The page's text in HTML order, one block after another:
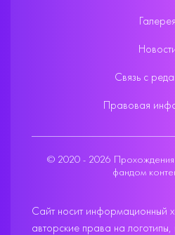
Галерея
Связь с
Правовая
© 2020 - 2026 Прохождения
фандом
Сайт носит информационный
авторские права на